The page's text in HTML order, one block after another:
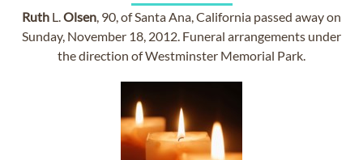
Ruth L.Olsen, 90, of Santa Ana, California passed away on
Sunday, November 18, 2012. Funeral arrangements under
the direction of Westminster Memorial Park.